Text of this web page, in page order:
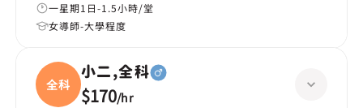
一星期1日-1.5小時/堂
女導師-大學程度
全科
小二,全科
$170/hr